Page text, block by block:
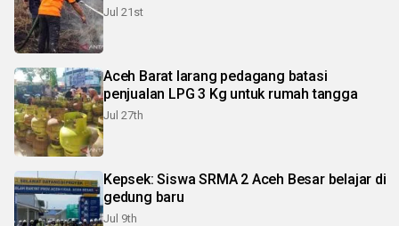
Jul 21st
Aceh Barat larang pedagang batasi
penjualan LPG 3 Kg untuk rumah tangga
Jul 27th
Kepsek: Siswa SRMA 2 Aceh Besar belajar di
gedung baru
Jul 9th